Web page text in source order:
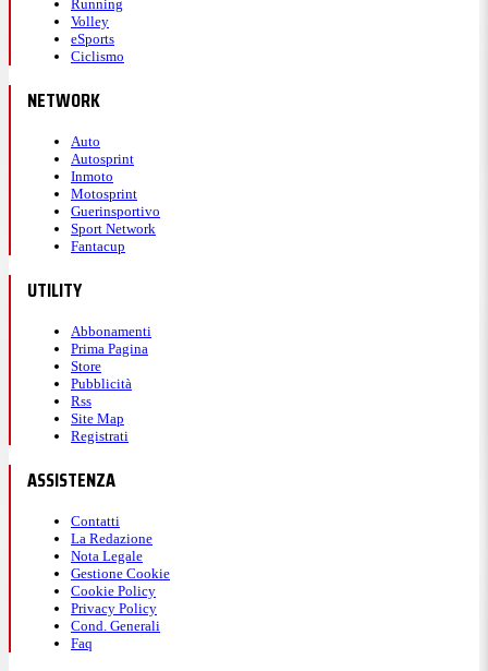
Running
Volley
eSports
Ciclismo
NETWORK
Auto
Autosprint
Inmoto
Motosprint
Guerinsportivo
Sport Network
Fantacup
UTILITY
Abbonamenti
Prima Pagina
Store
Pubblicità
Rss
Site Map
Registrati
ASSISTENZA
Contatti
La Redazione
Nota Legale
Gestione Cookie
Cookie Policy
Privacy Policy
Cond. Generali
Faq